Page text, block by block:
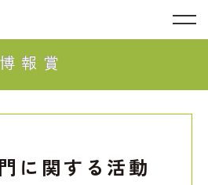
博報賞
に関する活動